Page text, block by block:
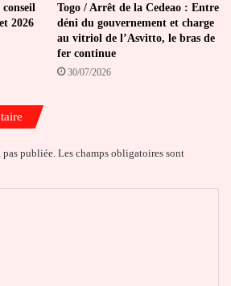
2026
Togo / Arrêt de la Cedeao : Entre
déni du gouvernement et charge
au vitriol de l’Asvitto, le bras de
fer continue
30/07/2026
pas publiée. Les champs obligatoires sont